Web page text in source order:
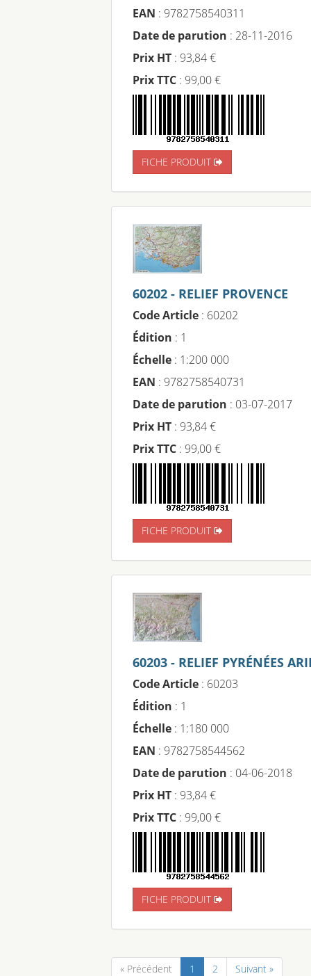
EAN : 9782758540311
Date de parution : 28-11-2016
Prix HT : 93,84 €
Prix TTC : 99,00 €
FICHE PRODUIT
60202 - RELIEF PROVENCE
Code Article : 60202
Édition : 1
Échelle : 1:200 000
EAN : 9782758540731
Date de parution : 03-07-2017
Prix HT : 93,84 €
Prix TTC : 99,00 €
FICHE PRODUIT
60203 - RELIEF PYRÉNÉES
Code Article : 60203
Édition : 1
Échelle : 1:180 000
EAN : 9782758544562
Date de parution : 04-06-2018
Prix HT : 93,84 €
Prix TTC : 99,00 €
FICHE PRODUIT
« Précédent 1 2 Suivant »